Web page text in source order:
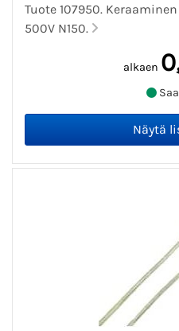
Tuote 107950.
500V N150.
alkaen